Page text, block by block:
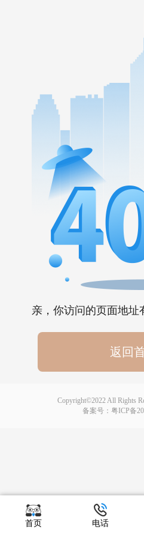
亲，你访问的页面地址
返回
首页 电话
Copyright©2022 All Rights
备案号： 粤ICP备